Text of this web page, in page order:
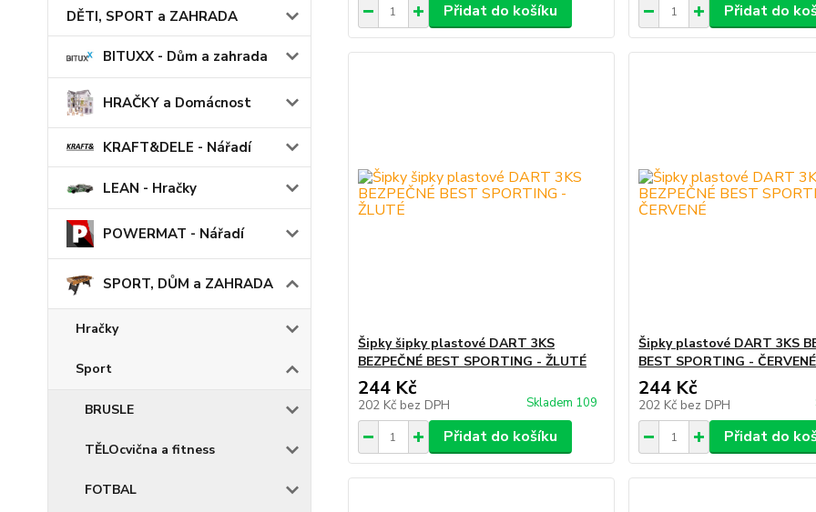
DĚTI, SPORT a ZAHRADA
BITUXX - Dům a zahrada
HRAČKY a Domácnost
KRAFT&DELE - Nářadí
LEAN - Hračky
POWERMAT - Nářadí
SPORT, DŮM a ZAHRADA
Hračky
Sport
BRUSLE
TĚLOcvična a fitness
FOTBAL
Přidat do košíku Přidat do
Šipky šipky plastové DART 3KS
BEZPEČNÉ BEST SPORTING - ŽLUTÉ
244 Kč
202 Kč bez DPH Skladem 109
Přidat do košíku
Šipky plastové DART 3KS
BEST SPORTING - ČERVENÉ
244 Kč
202 Kč bez DPH
Přidat do